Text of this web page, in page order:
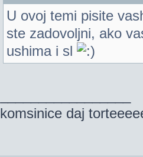
U ovoj temi pisite
ste zadovoljni, ako
ushima i sl
komsinice daj